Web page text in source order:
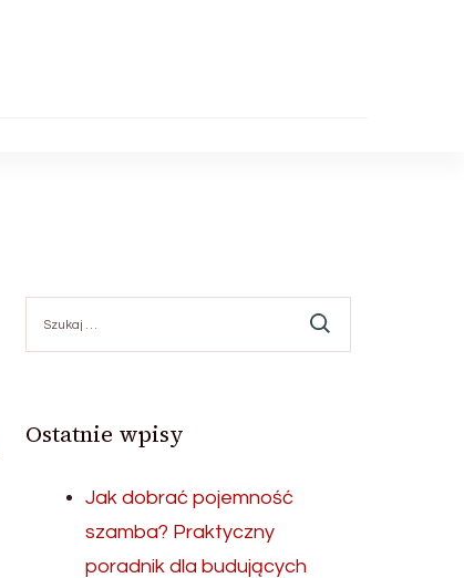
Ostatnie wpisy
Jak dobrać pojemność
szamba? Praktyczny
poradnik dla budujących